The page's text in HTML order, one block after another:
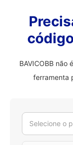
BAVICOBB não
ferramenta
Selecione o